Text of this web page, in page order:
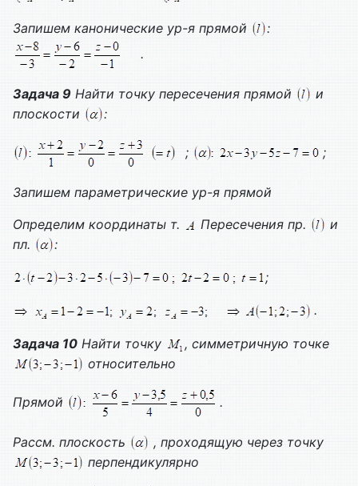
Запишем канонические ур-я прямой
:
.
Задача 9 Найти точку пересечения прямой
и
плоскости
:
; ;
Запишем параметрические ур-я прямой
Определим координаты т.
Пересечения пр.
и
пл.
:
;
.
Задача 10 Найти точку
, симметричную точке
относительно
Прямой .
Рассм. плоскость
, проходящую через точку
перпендикулярно